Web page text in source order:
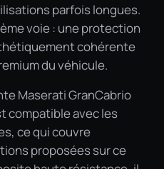
parfois longues.
voie : une protection
cohérente
du véhicule.
Maserati GranCabrio
compatible avec les
ce qui couvre
proposées sur ce